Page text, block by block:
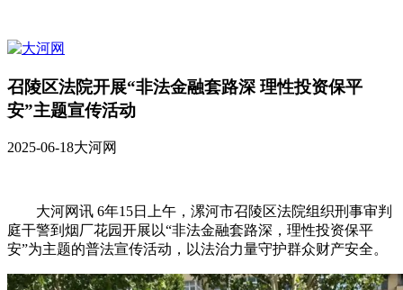
召陵区法院开展“非法金融套路深 理性投资保平
安”主题宣传活动
2025-06-18大河网
大河网讯 6年15日上午，漯河市召陵区法院组织刑事审判
庭干警到烟厂花园开展以“非法金融套路深，理性投资保平
安”为主题的普法宣传活动，以法治力量守护群众财产安全。